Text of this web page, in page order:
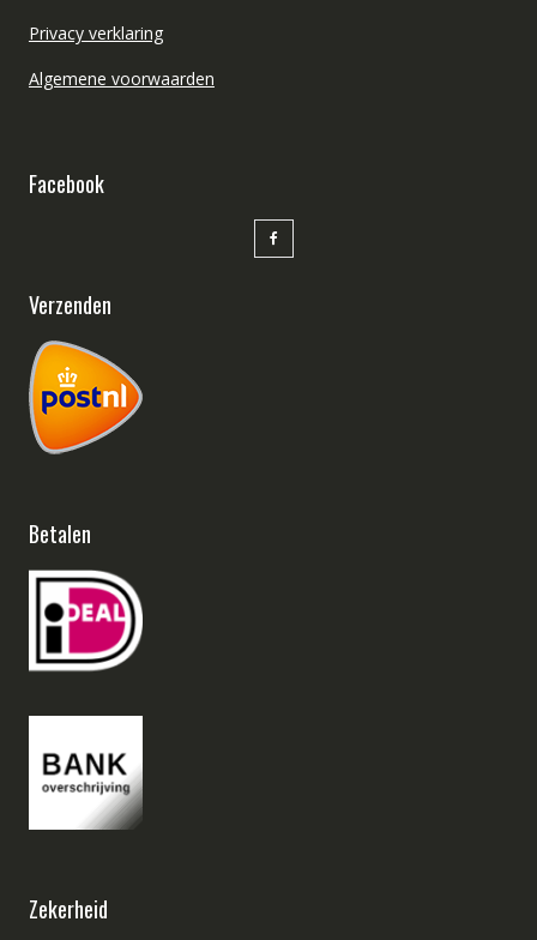
Privacy verklaring
Algemene voorwaarden
Facebook
Verzenden
Betalen
Zekerheid